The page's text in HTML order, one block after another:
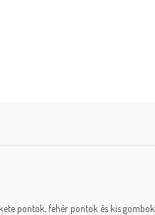
pontok, fehér pontok és kis gombok.